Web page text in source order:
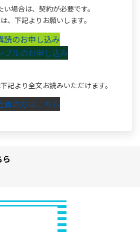
場合は、契約が必要です。
、下記よりお願いします。
読のお申し込み
プルのお申し込み
記より全文お読みいただけます。
員の方はこちら